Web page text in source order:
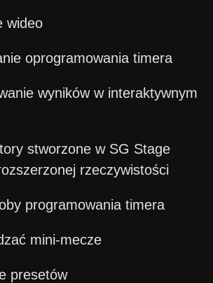
wideo
oprogramowania timera
wyników w interaktywnym
stworzone w SG Stage
rzeczywistości
programowania timera
mini-mecze
presetów